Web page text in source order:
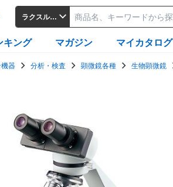
ラクスルビジネスモール
キング マガジン マイカタログ
器 分析・検査 顕微鏡各種 生物顕微鏡